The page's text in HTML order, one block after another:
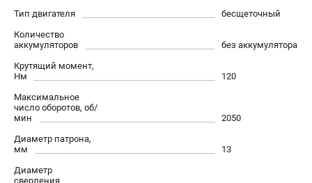
СЕТЕВОЙ ЭЛЕКТРОИНСТРУМЕНТ
Угловые шлифмашины (УШМ)
Дрели
Пылесосы
АККУМУЛЯТОРНЫЙ ИНСТРУМЕНТ
Аккумуляторные шуруповерты
Тип двигателя
бесщеточный
Количество
аккумуляторов
без аккумулятора
Крутящий момент,
Нм
120
Максимальное
число оборотов, об/
мин
2050
Диаметр патрона,
мм
13
Диаметр
сверления